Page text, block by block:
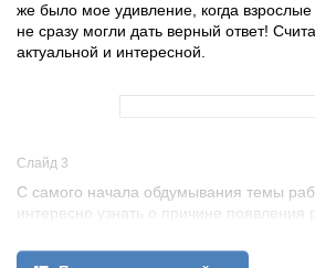
же было мое удивление, когда
не сразу могли дать верный ответ!
актуальной и интересной.
Слайд 3
С самого начала обдумывания темы
интересно узнать о причине появления
определенном порядке, но в процессе